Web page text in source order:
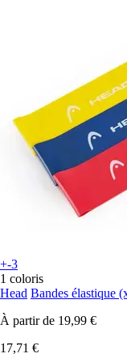
+-3
1 coloris
Head Bandes élastique
À partir de 19,99 €
17,71 €